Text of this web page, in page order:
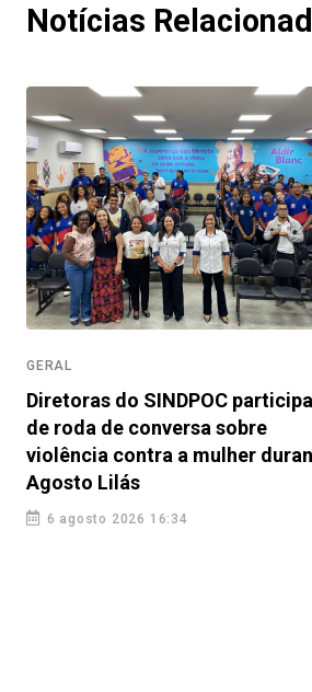
Notícias
GERAL
Diretoras do SINDPOC
de roda de conversa sobre
violência contra a mulher
Agosto Lilás
6 agosto 2026 16:34